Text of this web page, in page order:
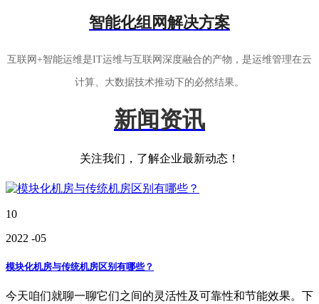
智能化组网解决方案
互联网+智能运维是IT运维与互联网深度融合的产物，是运维管理在云
计算、大数据技术推动下的必然结果。
新闻资讯
关注我们，了解企业最新动态！
10
2022 -05
模块化机房与传统机房区别有哪些？
今天咱们就聊一聊它们之间的灵活性及可靠性和节能效果。下